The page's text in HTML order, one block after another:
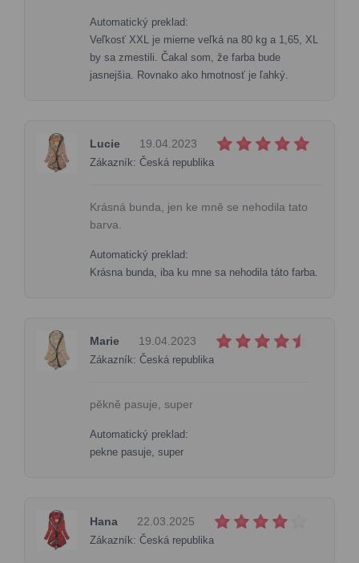
Automatický preklad:
Veľkosť XXL je mierne veľká na 80 kg a 1,65, XL
by sa zmestili. Čakal som, že farba bude
jasnejšia. Rovnako ako hmotnosť je ľahký.
Lucie 19.04.2023
Zákazník: Česká republika
Krásná bunda, jen ke mně se nehodila tato
barva.
Automatický preklad:
Krásna bunda, iba ku mne sa nehodila táto farba.
Marie 19.04.2023
Zákazník: Česká republika
pěkně pasuje, super
Automatický preklad:
pekne pasuje, super
Hana 22.03.2025
Zákazník: Česká republika